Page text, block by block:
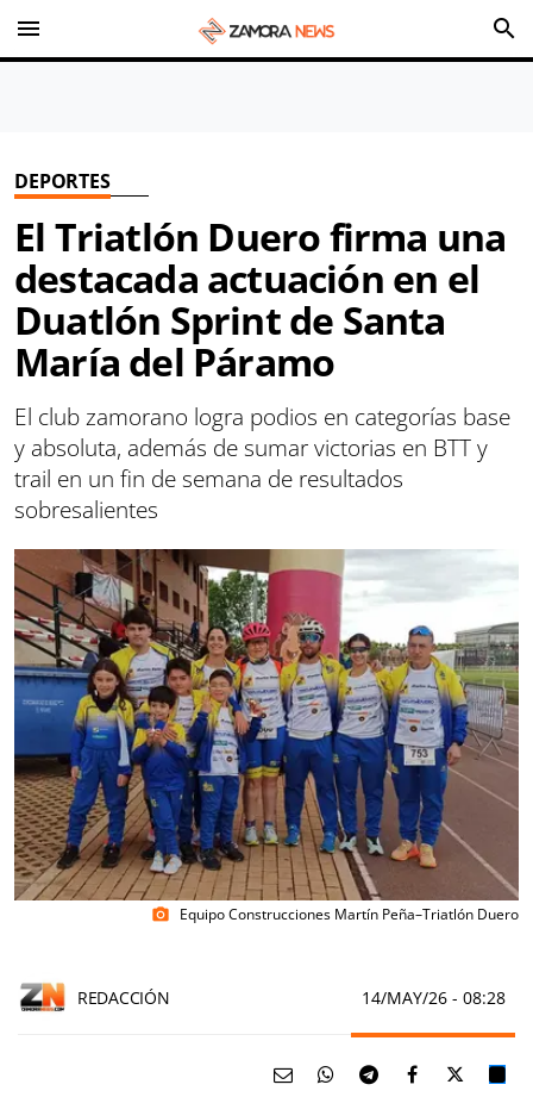
menu search
DEPORTES
El Triatlón Duero firma una
destacada actuación en el
Duatlón Sprint de Santa
María del Páramo
El club zamorano logra podios en categorías base
y absoluta, además de sumar victorias en BTT y
trail en un fin de semana de resultados
sobresalientes
photo_camera Equipo Construcciones Martín Peña–Triatlón Duero
REDACCIÓN 14/MAY/26 - 08:28